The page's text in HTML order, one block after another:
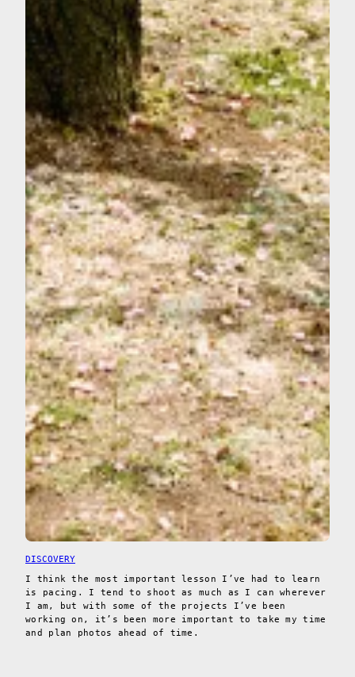
DISCOVERY
I think the most important lesson I’ve had to learn
is pacing. I tend to shoot as much as I can wherever
I am, but with some of the projects I’ve been
working on, it’s been more important to take my time
and plan photos ahead of time.